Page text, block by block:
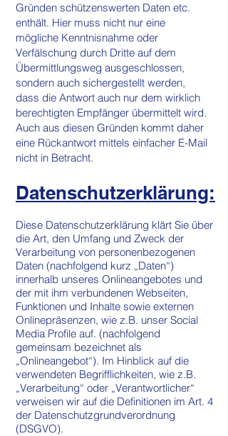
Gründen schützenswerten Daten etc.
enthält. Hier muss nicht nur eine
mögliche Kenntnisnahme oder
Verfälschung durch Dritte auf dem
Übermittlungsweg ausgeschlossen,
sondern auch sichergestellt werden,
dass die Antwort auch nur dem wirklich
berechtigten Empfänger übermittelt wird.
Auch aus diesen Gründen kommt daher
eine Rückantwort mittels einfacher E-Mail
nicht in Betracht.
Datenschutzerklärung:
Diese Datenschutzerklärung klärt Sie über
die Art, den Umfang und Zweck der
Verarbeitung von personenbezogenen
Daten (nachfolgend kurz „Daten“)
innerhalb unseres Onlineangebotes und
der mit ihm verbundenen Webseiten,
Funktionen und Inhalte sowie externen
Onlinepräsenzen, wie z.B. unser Social
Media Profile auf. (nachfolgend
gemeinsam bezeichnet als
„Onlineangebot“). Im Hinblick auf die
verwendeten Begrifflichkeiten, wie z.B.
„Verarbeitung“ oder „Verantwortlicher“
verweisen wir auf die Definitionen im Art. 4
der Datenschutzgrundverordnung
(DSGVO).